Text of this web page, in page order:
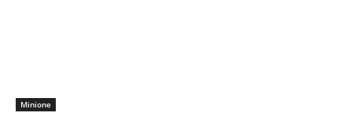
Minione